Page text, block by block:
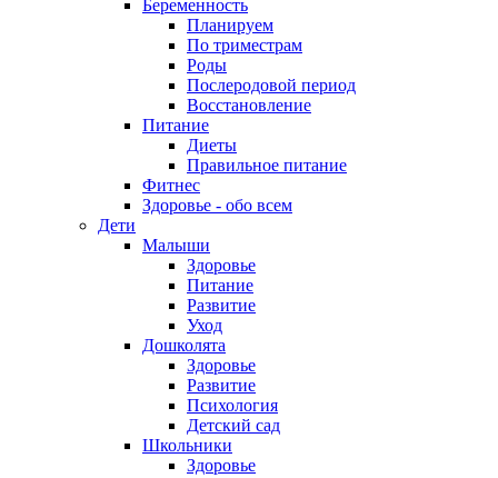
Беременность
Планируем
По триместрам
Роды
Послеродовой период
Восстановление
Питание
Диеты
Правильное питание
Фитнес
Здоровье - обо всем
Дети
Малыши
Здоровье
Питание
Развитие
Уход
Дошколята
Здоровье
Развитие
Психология
Детский сад
Школьники
Здоровье